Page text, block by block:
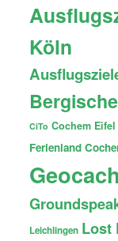
Köln
CiTo Cochem Eifel
Ferienland
Leichlingen Lost